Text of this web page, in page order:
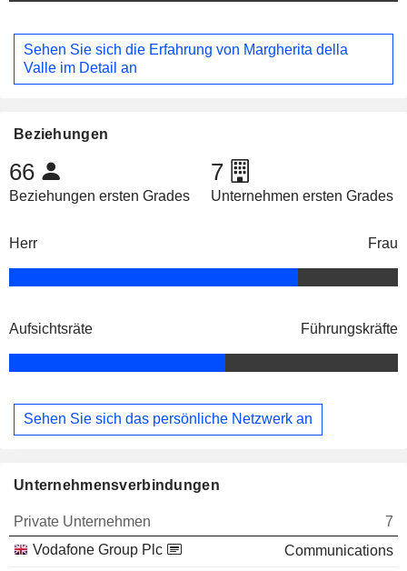
Sehen Sie sich die Erfahrung von Margherita della
Valle im Detail an
Beziehungen
66
Beziehungen ersten Grades
7
Unternehmen ersten Grades
Herr Frau
Aufsichtsräte Führungskräfte
Sehen Sie sich das persönliche Netzwerk an
Unternehmensverbindungen
Private Unternehmen
7
Vodafone Group Plc
Communications